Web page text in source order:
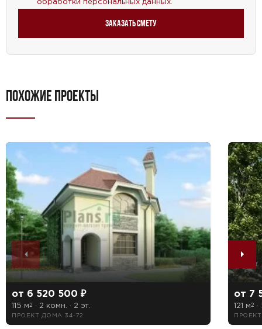
Заказать смету
ПОХОЖИЕ ПРОЕКТЫ
от 6 520 500 ₽
115 м2 · 2 комн. · 2 эт.
ПРОЕКТ ДОМА 34-72
от 7
121 м2